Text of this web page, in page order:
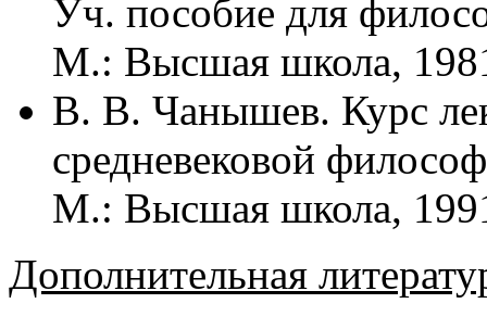
Уч. пособие для
М.: Высшая школа,
В. В. Чанышев. Курс
средневековой
М.: Высшая школа,
Дополнительная